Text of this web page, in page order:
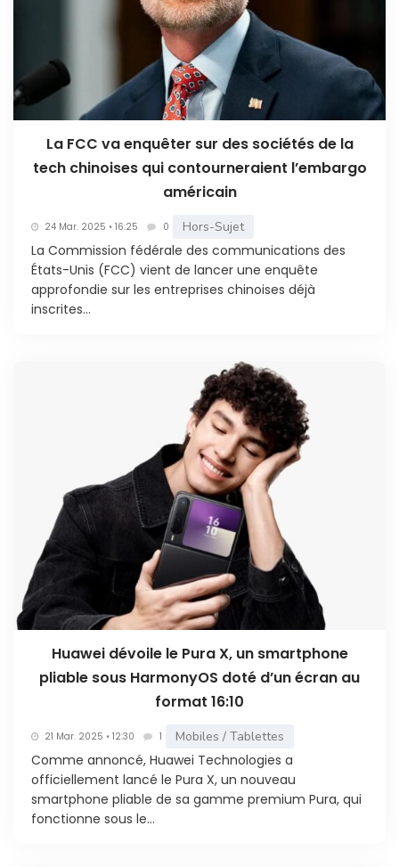
La FCC va enquêter sur des sociétés de la
tech chinoises qui contourneraient l’embargo
américain
24 Mar. 2025 • 16:25 0 Hors-Sujet
La Commission fédérale des communications des
États-Unis (FCC) vient de lancer une enquête
approfondie sur les entreprises chinoises déjà
inscrites...
Huawei dévoile le Pura X, un smartphone
pliable sous HarmonyOS doté d’un écran au
format 16:10
21 Mar. 2025 • 12:30 1 Mobiles / Tablettes
Comme annoncé, Huawei Technologies a
officiellement lancé le Pura X, un nouveau
smartphone pliable de sa gamme premium Pura, qui
fonctionne sous le...